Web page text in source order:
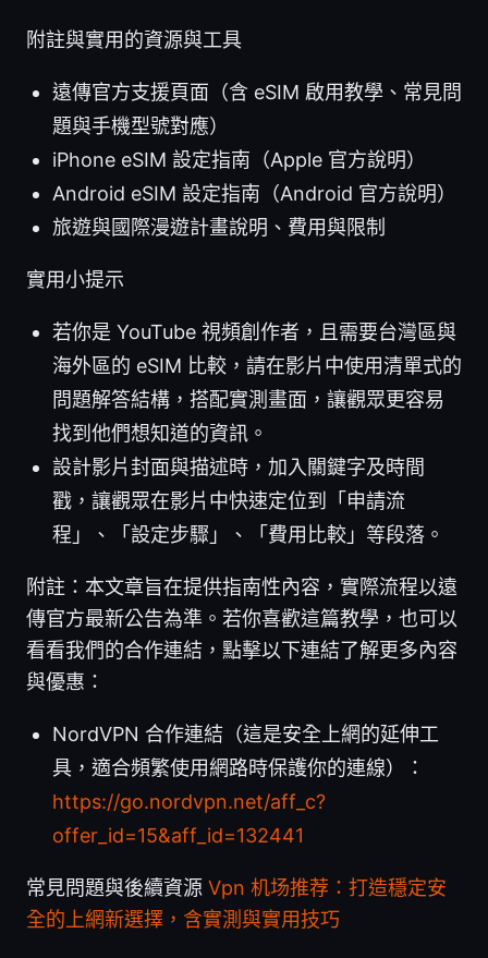
附註與實用的資源與工具
遠傳官方支援頁面（含 eSIM 啟用教學、常見問
題與手機型號對應）
iPhone eSIM 設定指南（Apple 官方說明）
Android eSIM 設定指南（Android 官方說明）
旅遊與國際漫遊計畫說明、費用與限制
實用小提示
若你是 YouTube 視頻創作者，且需要台灣區與
海外區的 eSIM 比較，請在影片中使用清單式的
問題解答結構，搭配實測畫面，讓觀眾更容易
找到他們想知道的資訊。
設計影片封面與描述時，加入關鍵字及時間
戳，讓觀眾在影片中快速定位到「申請流
程」、「設定步驟」、「費用比較」等段落。
附註：本文章旨在提供指南性內容，實際流程以遠
傳官方最新公告為準。若你喜歡這篇教學，也可以
看看我們的合作連結，點擊以下連結了解更多內容
與優惠：
NordVPN 合作連結（這是安全上網的延伸工
具，適合頻繁使用網路時保護你的連線）：
https://go.nordvpn.net/aff_c?
offer_id=15&aff_id=132441
常見問題與後續資源 Vpn 机场推荐：打造穩定安
全的上網新選擇，含實測與實用技巧